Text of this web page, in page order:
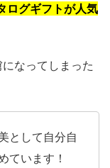
ログギフトが人気
なってしまった
として自分自
ています！